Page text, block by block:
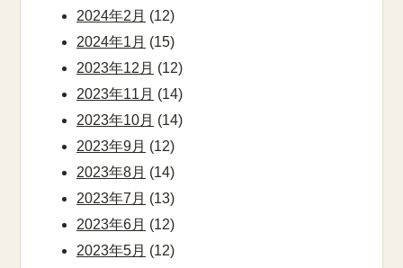
2024年2月 (12)
2024年1月 (15)
2023年12月 (12)
2023年11月 (14)
2023年10月 (14)
2023年9月 (12)
2023年8月 (14)
2023年7月 (13)
2023年6月 (12)
2023年5月 (12)